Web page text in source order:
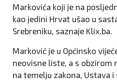
Markovića koji je na
kao jedini Hrvat ušao u
Srebreniku, saznaje Klix.ba.
Marković je u Općinsko
neovisne liste, a s obzirom
na temelju zakona, Ustava